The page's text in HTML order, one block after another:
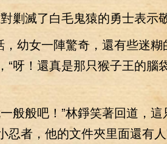
滅了白毛鬼猿的勇士表示
女一陣驚奇，還有些迷糊
“呀！還真是那只猴子王的腦
般吧！”林錚笑著回道，這
忍者，他的文件夾里面還有